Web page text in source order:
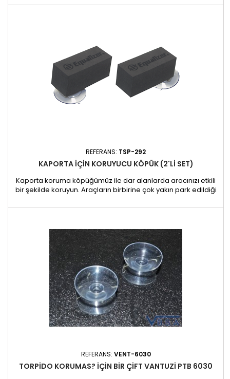
yağ ve iş kalıntılarından korumak için ideal olan bu paspas,
REFERANS: TSP-292
KAPORTA IÇIN KORUYUCU KÖPÜK (2'LI SET)
Kaporta koruma köpüğümüz ile dar alanlarda aracınızı etkili
bir şekilde koruyun. Araçların birbirine çok yakın park edildiği
atölyeler için idealdir. Özellikler: Yoğun kauçuk köpük: Bir tarafı
sağlayanyoğun kauçuk köpükten yapılmıştır. Yumuşak emiş...
REFERANS: VENT-6030
TORPIDO KORUMAS? IÇIN BIR ÇIFT VANTUZI PTB 6030